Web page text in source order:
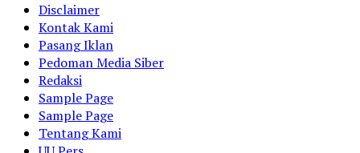
Disclaimer
Kontak Kami
Pasang Iklan
Pedoman Media Siber
Redaksi
Sample Page
Sample Page
Tentang Kami